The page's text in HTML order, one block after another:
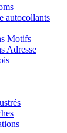
autocollants
Motifs
Adresse